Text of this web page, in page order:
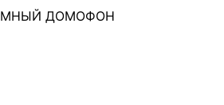
УМНЫЙ ДОМОФОН